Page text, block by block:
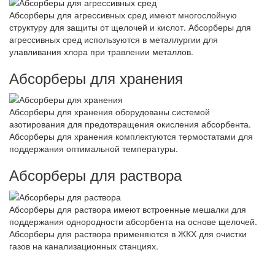
Абсорберы для агрессивных сред имеют многослойную
структуру для защиты от щелочей и кислот. Абсорберы для
агрессивных сред используются в металлургии для
улавливания хлора при травлении металлов.
Абсорберы для хранения
Абсорберы для хранения оборудованы системой
азотирования для предотвращения окисления абсорбента.
Абсорберы для хранения комплектуются термостатами для
поддержания оптимальной температуры.
Абсорберы для раствора
Абсорберы для раствора имеют встроенные мешалки для
поддержания однородности абсорбента на основе щелочей.
Абсорберы для раствора применяются в ЖКХ для очистки
газов на канализационных станциях.